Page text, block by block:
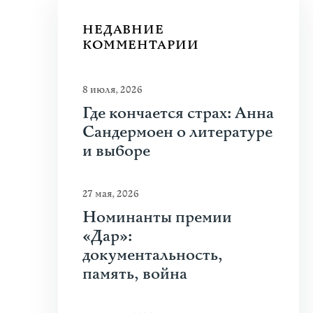
НЕДАВНИЕ
КОММЕНТАРИИ
8 июля, 2026
Где кончается страх: Анна
Сандермоен о литературе
и выборе
27 мая, 2026
Номинанты премии
«Дар»:
документальность,
память, война